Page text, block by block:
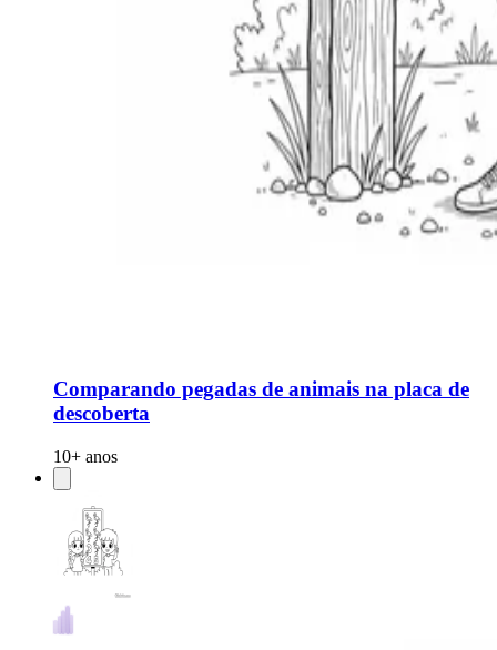
Comparando pegadas de animais na placa de
descoberta
10+ anos